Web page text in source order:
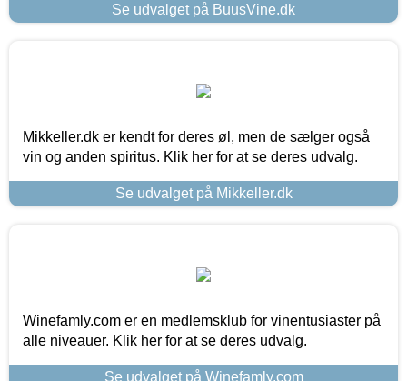
Se udvalget på BuusVine.dk
Mikkeller.dk er kendt for deres øl, men de sælger også
vin og anden spiritus. Klik her for at se deres udvalg.
Se udvalget på Mikkeller.dk
Winefamly.com er en medlemsklub for vinentusiaster på
alle niveauer. Klik her for at se deres udvalg.
Se udvalget på Winefamly.com